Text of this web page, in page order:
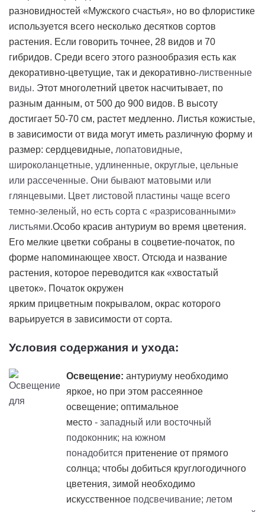
разновидностей «Мужского счастья», но во флористике
используется всего несколько десятков сортов
растения. Если говорить точнее, 28 видов и 70
гибридов. Среди всего этого разнообразия есть как
декоративно-цветущие, так и декоративно-лиственные
виды. Этот многолетний цветок насчитывает, по
разным данным, от 500 до 900 видов. В высоту
достигает 50-70 см, растет медленно. Листья кожистые,
в зависимости от вида могут иметь различную форму и
размер: сердцевидные, лопатовидные,
широколанцетные, удлиненные, округлые, цельные
или рассеченные. Они бывают матовыми или
глянцевыми. Цвет листовой пластины чаще всего
темно-зеленый, но есть сорта с «разрисованными»
листьями.Особо красив антуриум во время цветения.
Его мелкие цветки собраны в соцветие-початок, по
форме напоминающее хвост. Отсюда и название
растения, которое переводится как «хвостатый
цветок». Початок окружен
ярким прицветным покрывалом, окрас которого
варьируется в зависимости от сорта.
Условия содержания и ухода:
Освещение: антуриуму необходимо
яркое, но при этом рассеянное
освещение; оптимальное
место - западный или восточный
подоконник; на южном
понадобится притенение от прямого
солнца; чтобы добиться круглогодичного
цветения, зимой необходимо
искусственное подсвечивание; летом